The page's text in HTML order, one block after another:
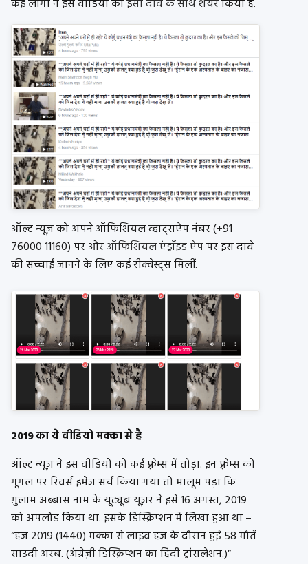
कई लोगों ने इस वीडियो कोइसी दावे के साथ शेयरकिया है.
ऑल्ट न्यूज़ को अपने ऑफिशियल व्हाट्सऐप नंबर (+91
76000 11160) पर औरऑफिशियल एंड्रॉइड ऐपपर इस दावे
की सच्चाई जानने के लिए कई रीक्वेस्ट्स मिलीं.
2019 का ये वीडियो मक्का से है
ऑल्ट न्यूज़ ने इस वीडियो को कई फ़्रेम्स में तोड़ा. इन फ़्रेम्स को
गूगल पर रिवर्स इमेज सर्च किया गया तो मालूम पड़ा कि
ग़ुलाम अब्बास नाम के यूट्यूब यूज़र ने इसे 16 अगस्त, 2019
को अपलोड किया था. इसके डिस्क्रिप्शन में लिखा हुआ था –
“हज 2019 (1440) मक्का से लाइव हज के दौरान हुईं 58 मौतें
साउदी अरब. (अंग्रेज़ी डिस्क्रिप्शन का हिंदी ट्रांसलेशन.)”